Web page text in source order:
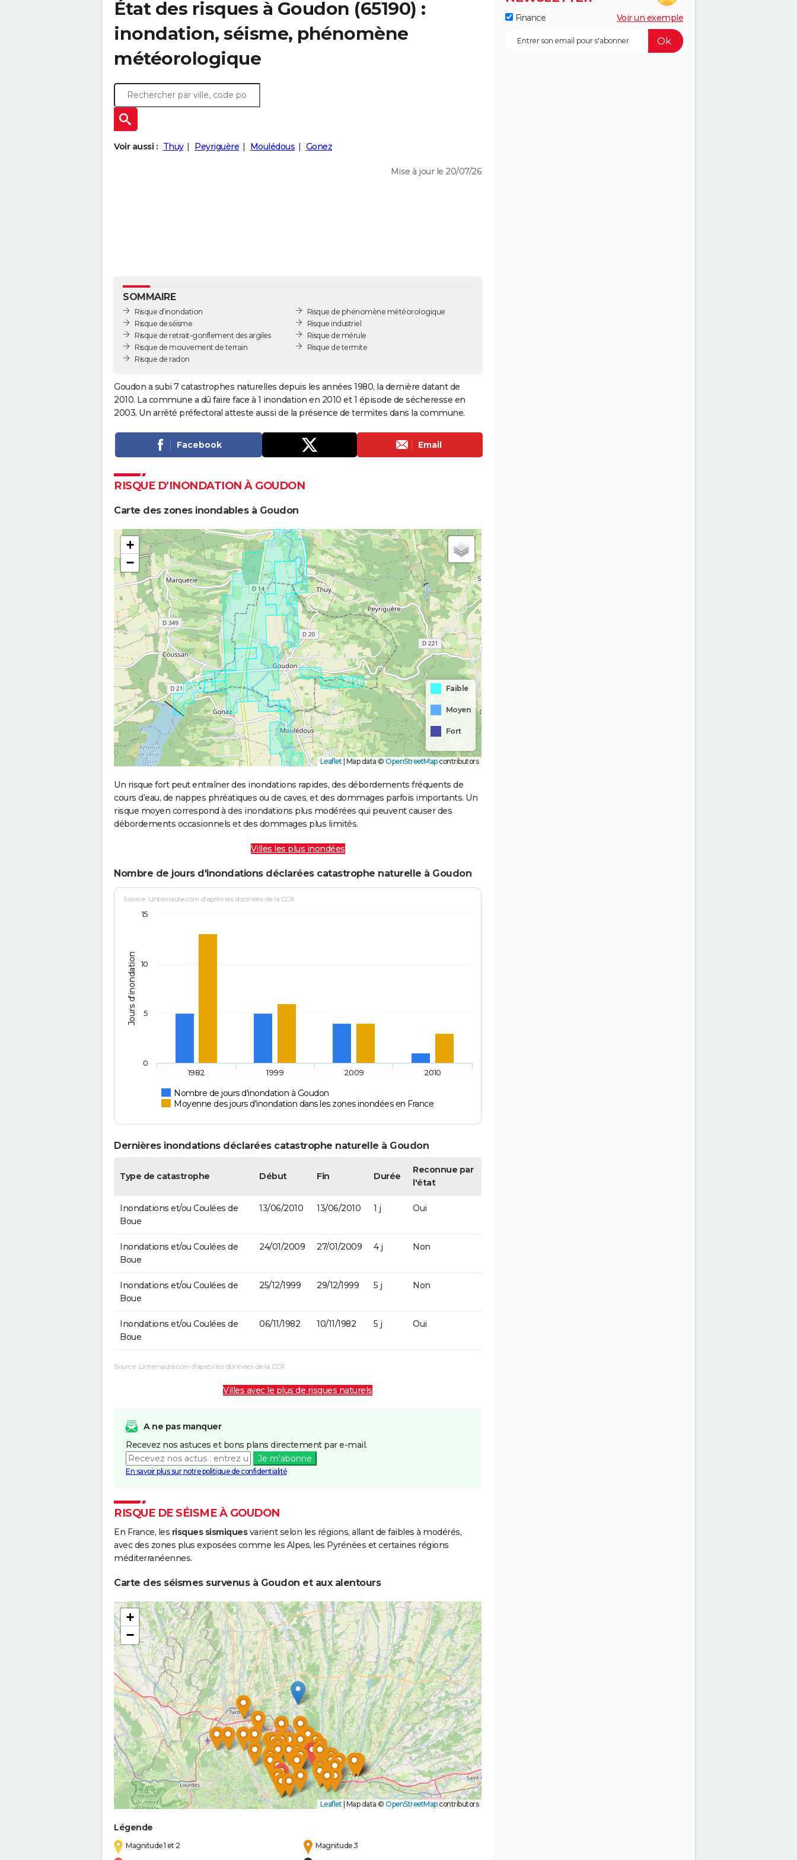
État des risques à Goudon (65190) :
inondation, séisme, phénomène
météorologique
Voir aussi : Thuy Peyriguère Moulédous Gonez
Mise à jour le 20/07/26
SOMMAIRE
Risque d’inondation
Risque de séisme
Risque de retrait-gonflement des argiles
Risque de mouvement de terrain
Risque de radon
Risque de phénomène météorologique
Risque industriel
Risque de mérule
Risque de termite
Goudon a subi 7 catastrophes naturelles depuis les années 1980, la dernière datant de
2010. La commune a dû faire face à 1 inondation en 2010 et 1 épisode de sécheresse en
2003. Un arrêté préfectoral atteste aussi de la présence de termites dans la commune.
Facebook Email
RISQUE D’INONDATION À GOUDON
Carte des zones inondables à Goudon
+
−
Faible
Moyen
Fort
Leaflet | Map data © OpenStreetMapcontributors
Un risque fort peut entraîner des inondations rapides, des débordements fréquents de
cours d’eau, de nappes phréatiques ou de caves, et des dommages parfois importants. Un
risque moyen correspond à des inondations plus modérées qui peuvent causer des
débordements occasionnels et des dommages plus limités.
Villes les plus inondées
Nombre de jours d'inondations déclarées catastrophe naturelle à Goudon
Jours d'inondation
Source : Linternaute.com d'après les données de la CCR
Nombre de jours d'inondation à Goudon
Moyenne des jours d'inondation dans les zones inondées en France
1982 1999 2009 2010
0
5
10
15
Dernières inondations déclarées catastrophe naturelle à Goudon
Type de catastrophe Début Fin Durée
Reconnue par
l'état
Inondations et/ou Coulées de
Boue
13/06/2010 13/06/2010 1 j Oui
Inondations et/ou Coulées de
Boue
24/01/2009 27/01/2009 4 j Non
Inondations et/ou Coulées de
Boue
25/12/1999 29/12/1999 5 j Non
Inondations et/ou Coulées de
Boue
06/11/1982 10/11/1982 5 j Oui
Source : Linternaute.com d'après les données de la CCR
Villes avec le plus de risques naturels
A ne pas manquer
Recevez nos astuces et bons plans directement par e-mail.
Je m'abonne
En savoir plus sur notre politique de confidentialité
RISQUE DE SÉISME À GOUDON
En France, les risques sismiquesvarient selon les régions, allant de faibles à modérés,
avec des zones plus exposées comme les Alpes, les Pyrénées et certaines régions
méditerranéennes.
Carte des séismes survenus à Goudon et aux alentours
+
−
Leaflet | Map data © OpenStreetMapcontributors
Légende
Magnitude 1 et 2
Magnitude 3
Finance Voir un exemple